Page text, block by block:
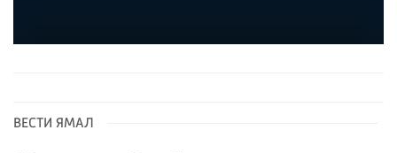
ВЕСТИ ЯМАЛ